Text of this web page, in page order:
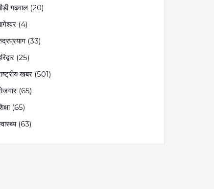
गढ़वाल (20)
(4)
(33)
(25)
खबर (501)
(65)
(65)
(63)